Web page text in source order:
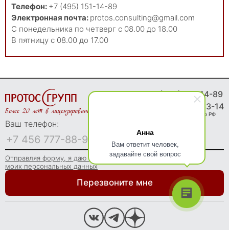
Анна
Вам ответит человек,
задавайте свой вопрос
Телефон: +7 (495) 151-14-89
Электронная почта: protos.consulting@gmail.com
С понедельника по четверг с 08.00 до 18.00
В пятницу с 08.00 до 17.00
Более 20 лет в лицензировании
8 (495) 151-14-89
8 (800) 775-83-14
Звонки бесплатно по РФ
Ваш телефон:
Отправляя форму, я даю согласие на обработку
моих персональных данных
Перезвоните мне